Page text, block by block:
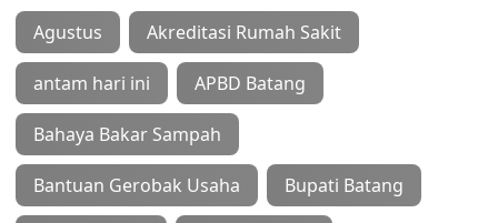
Agustus Akreditasi Rumah Sakit
antam hari ini APBD Batang
Bahaya Bakar Sampah
Bantuan Gerobak Usaha Bupati Batang